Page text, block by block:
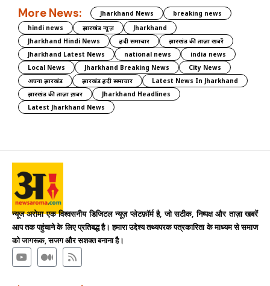
More News: Jharkhand News
breaking news
hindi news
झारखंड न्यूज़
Jharkhand
Jharkhand Hindi News
हिंदी समाचार
झारखंड की ताज़ा खबरें
Jharkhand Latest News
national news
india news
Local News
Jharkhand Breaking News
City News
अपना झारखंड
झारखंड हिंदी समाचार
Latest News In Jharkhand
झारखंड की ताज़ा ख़बर
Jharkhand Headlines
Latest Jharkhand News
न्यूज अरोमा एक विश्वसनीय डिजिटल न्यूज़ प्लेटफ़ॉर्म है, जो सटीक, निष्पक्ष और ताज़ा खबरें
आप तक पहुंचाने के लिए प्रतिबद्ध है। हमारा उद्देश्य तथ्यपरक पत्रकारिता के माध्यम से समाज
को जागरूक, सजग और सशक्त बनाना है।